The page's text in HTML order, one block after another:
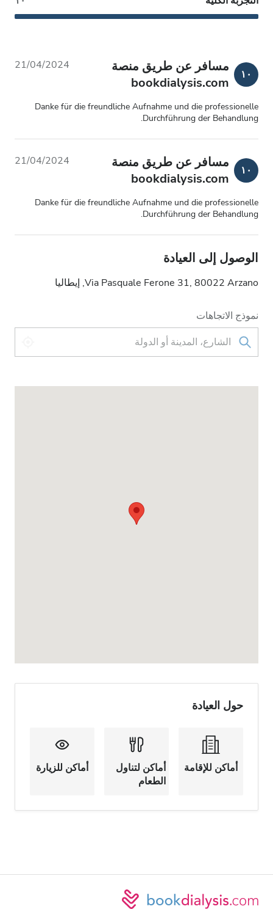
١٠
مسافر عن طريق منصة
bookdialysis.com
21/04/2024
Danke für die freundliche Aufnahme und die professionelle
Durchführung der Behandlung.
١٠
مسافر عن طريق منصة
bookdialysis.com
21/04/2024
Danke für die freundliche Aufnahme und die professionelle
Durchführung der Behandlung.
الوصول إلى العيادة
Via Pasquale Ferone 31, 80022 Arzano, إيطاليا
نموذج الاتجاهات
حول العيادة
أماكن للإقامة
أماكن لتناول
الطعام
أماكن للزيارة